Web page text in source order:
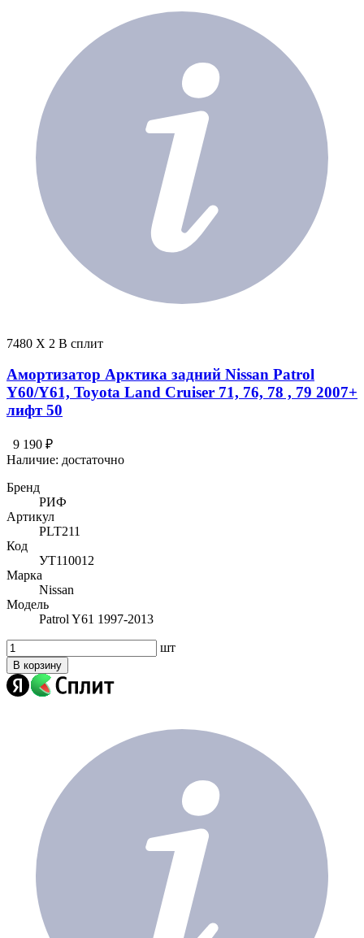
7480 X 2 В сплит
Амортизатор Арктика задний Nissan Patrol
Y60/Y61, Toyota Land Cruiser 71, 76, 78 , 79 2007+
лифт 50
9 190 ₽
Наличие: достаточно
Бренд
РИФ
Артикул
PLT211
Код
УТ110012
Марка
Nissan
Модель
Patrol Y61 1997-2013
шт
В корзину